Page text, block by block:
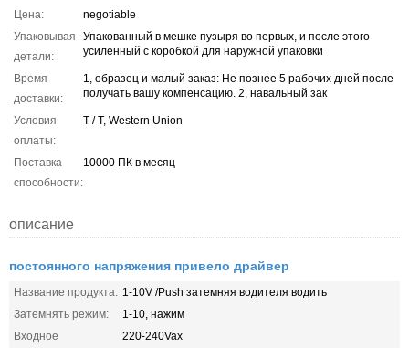
Цена:
negotiable
Упаковывая
детали:
Упакованный в мешке пузыря во первых, и после этого
усиленный с коробкой для наружной упаковки
Время
доставки:
1, образец и малый заказ: Не познее 5 рабочих дней после
получать вашу компенсацию. 2, навальный зак
Условия
оплаты:
T / T, Western Union
Поставка
способности:
10000 ПК в месяц
описание
постоянного напряжения привело драйвер
Название продукта: 1-10V /Push затемняя водителя водить
Затемнять режим:
1-10, нажим
Входное
220-240Vax